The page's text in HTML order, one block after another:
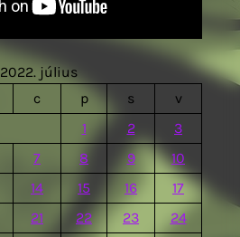
2022. július
c p s
v
1
2
3
7 8 9
10
14 15 16
17
21 22 23
24